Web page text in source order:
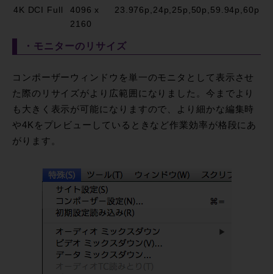
4K DCI Full
4096 x
2160
23.976p,24p,25p,50p,59.94p,60p
・モニターのリサイズ
コンポーザーウィンドウを単一のモニタとして表示させ
た際のリサイズがより広範囲になりました。今までより
も大きく表示が可能になりますので、より細かな編集時
や4Kをプレビューしているときなど作業効率が格段にあ
がります。